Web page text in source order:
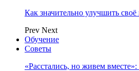
Как значительно улучшить
Prev Next
Обучение
Советы
«Расстались, но живем